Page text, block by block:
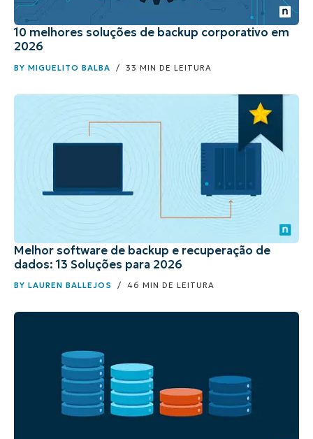
10 melhores soluções de backup corporativo em
2026
BY MIGUELITO BALBA / 33 MIN DE LEITURA
Melhor software de backup e recuperação de
dados: 13 Soluções para 2026
BY LAUREN BALLEJOS / 46 MIN DE LEITURA